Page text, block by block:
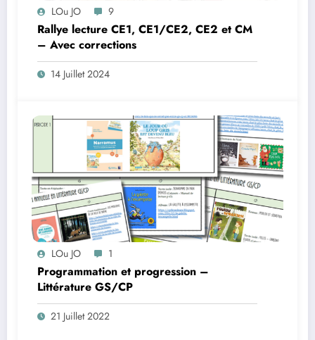
LOu JO 9
Rallye lecture CE1, CE1/CE2, CE2 et CM
– Avec corrections
14 Juillet 2024
LOu JO 1
Programmation et progression –
Littérature GS/CP
21 Juillet 2022